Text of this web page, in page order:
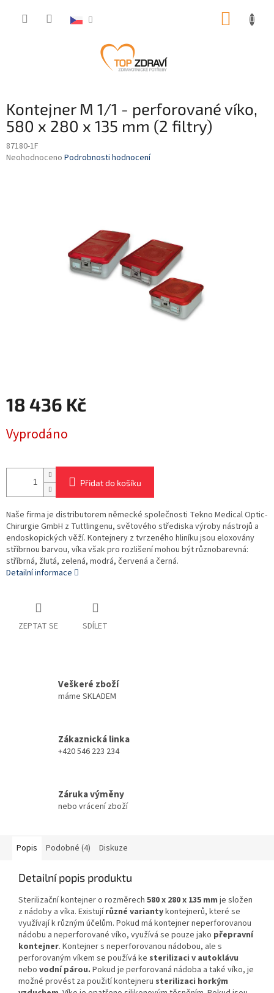
Kontejner M 1/1 - perforované víko,
580 x 280 x 135 mm (2 filtry)
87180-1F
Průměrné
Neohodnoceno Podrobnosti hodnocení
18 436 Kč
cena:
Vyprodáno
Přidat do košíku
Naše firma je distributorem německé společnosti Tekno Medical Optic-
Chirurgie GmbH z Tuttlingenu, světového střediska výroby nástrojů a
endoskopických věží. Kontejnery z tvrzeného hliníku jsou eloxovány
stříbrnou barvou, víka však pro rozlišení mohou být různobarevná:
stříbrná, žlutá, zelená, modrá, červená a černá.
Detailní informace
ZEPTAT SE SDÍLET
Veškeré zboží
máme SKLADEM
Zákaznická linka
+420 546 223 234
Záruka výměny
nebo vrácení zboží
Popis Podobné (4) Diskuze
Detailní popis produktu
Sterilizační kontejner o rozměrech 580 x 280 x 135 mm je složen
z nádoby a víka. Existujírůzné variantykontejnerů, které se
využívají k různým účelům. Pokud má kontejner neperforovanou
nádobu a neperforované víko, využívá se pouze jako přepravní
kontejner. Kontejner s neperforovanou nádobou, ale s
perforovaným víkem se používá ke sterilizaci v autoklávu
nebo vodní párou. Pokud je perforovaná nádoba a také víko, je
možné provést za použití kontejneru sterilizaci horkým